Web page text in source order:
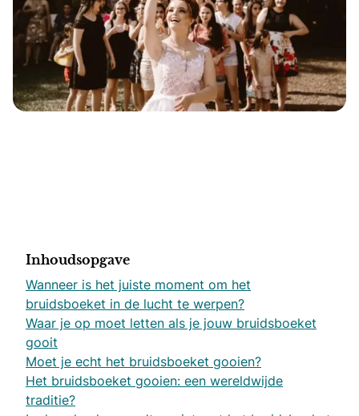
Inhoudsopgave
Wanneer is het juiste moment om het
bruidsboeket in de lucht te werpen?
Waar je op moet letten als je jouw bruidsboeket
gooit
Moet je echt het bruidsboeket gooien?
Het bruidsboeket gooien: een wereldwijde
traditie?